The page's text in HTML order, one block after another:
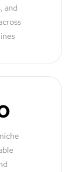
and